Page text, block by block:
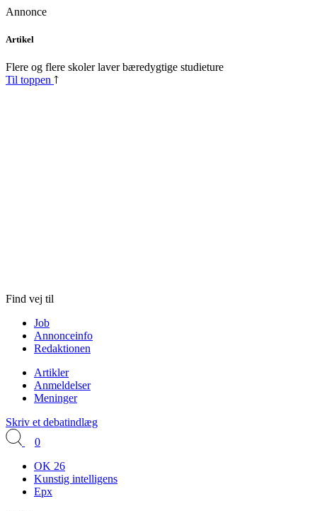
Annonce
Skip
content
Artikel
Flere og flere skoler laver bæredygtige studieture
Til toppen
Find vej til
Job
Annonceinfo
Redaktionen
Artikler
Anmeldelser
Meninger
Skriv et debatindlæg
0
OK 26
Kunstig intelligens
Epx